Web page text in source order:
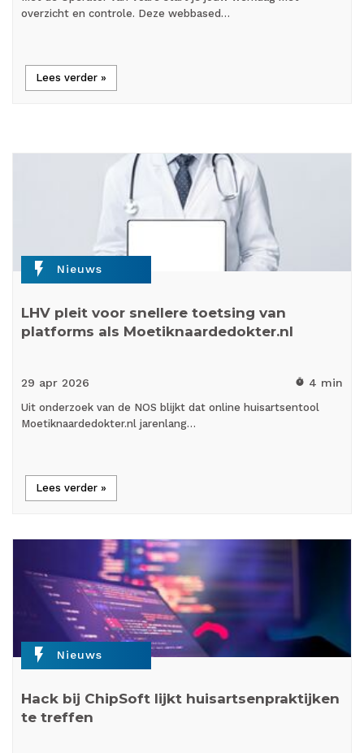
overzicht en controle. Deze webbased…
Lees verder »
flash_on Nieuws
LHV pleit voor snellere toetsing van
platforms als Moetiknaardedokter.nl
29 apr 2026 timer 4 min
Uit onderzoek van de NOS blijkt dat online huisartsentool
Moetiknaardedokter.nl jarenlang…
Lees verder »
flash_on Nieuws
Hack bij ChipSoft lijkt huisartsenpraktijken
te treffen